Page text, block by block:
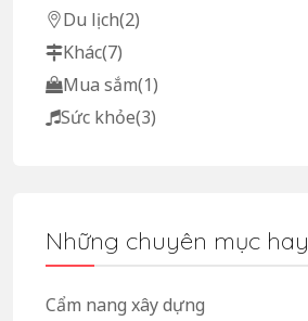
Du lịch(2)
Khác(7)
Mua sắm(1)
Sức khỏe(3)
Những chuyên mục hay
Cẩm nang xây dựng